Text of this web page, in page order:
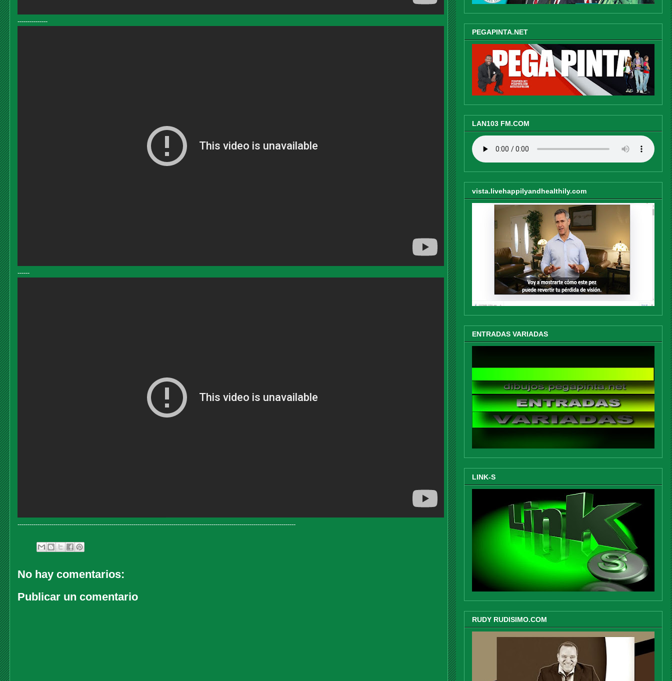
---------------
------
-------------------------------------------------------------------------------------------------------------------------------------------
No hay comentarios:
Publicar un comentario
PEGAPINTA.NET
LAN103 FM.COM
vista.livehappilyandhealthily.com
ENTRADAS VARIADAS
LINK-S
RUDY RUDISIMO.COM